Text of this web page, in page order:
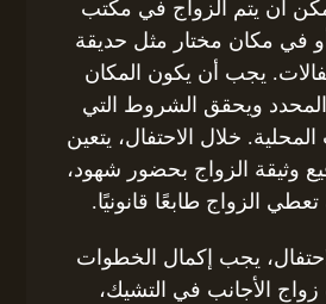
أن يتم الزواج في مكتب
في مكان مختار مثل حديقة
يجب أن يكون المكان
المحدد ويحقق الشروط التي
خلال الاحتفال، يتعين
وثيقة الزواج بحضور شهود،
الزواج طابعًا قانونيًا.
يجب إكمال الخطوات
زواج الأجانب في التشيك،